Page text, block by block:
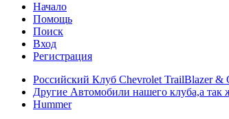
Начало
Помощь
Поиск
Вход
Регистрация
Российский Клуб Chevrolet TrailBlazer &
Другие Автомобили нашего клуба,а
Hummer